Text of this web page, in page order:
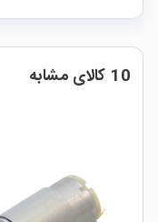
10 کالای مشابه